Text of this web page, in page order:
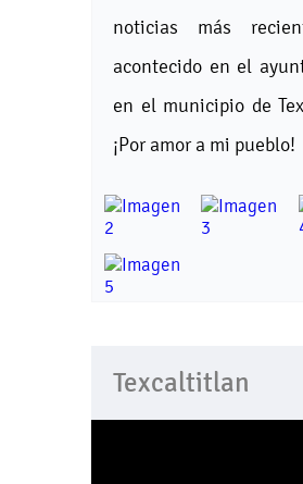
noticias más
acontecido en el
en el municipio de
¡Por amor a mi pueblo!
Texcaltitlan